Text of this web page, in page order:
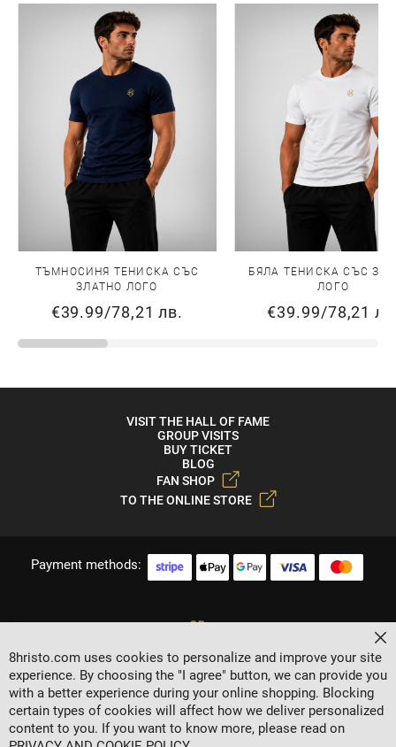
ТЪМНОСИНЯ ТЕНИСКА СЪС
ЗЛАТНО ЛОГО
€39.99/78,21 лв.
БЯЛА ТЕНИСКА СЪС
ЛОГО
€39.99/78,21
VISIT THE HALL OF FAME
GROUP VISITS
BUY TICKET
BLOG
FAN SHOP
TO THE ONLINE STORE
Payment methods:
2024 © 8 AGENCY
8hristo.com uses cookies to personalize and improve your site
experience. By choosing the "I agree" button, we can provide you
with a better experience during your online shopping. Blocking
certain types of cookies will affect how we deliver personalized
content to you. If you want to know more, please read on